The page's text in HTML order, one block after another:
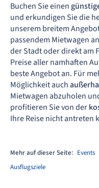
Buchen Sie einen
und erkundigen Sie die
unserem breitem
passendem Mietwagen an
der Stadt oder direkt am
Preise aller namhaften
beste Angebot an. Für
Möglichkeit auch
Mietwagen abzuholen
profitieren Sie von der
Ihre Reise nicht antreten
Mehr auf dieser Seite: Events
Ausflugsziele